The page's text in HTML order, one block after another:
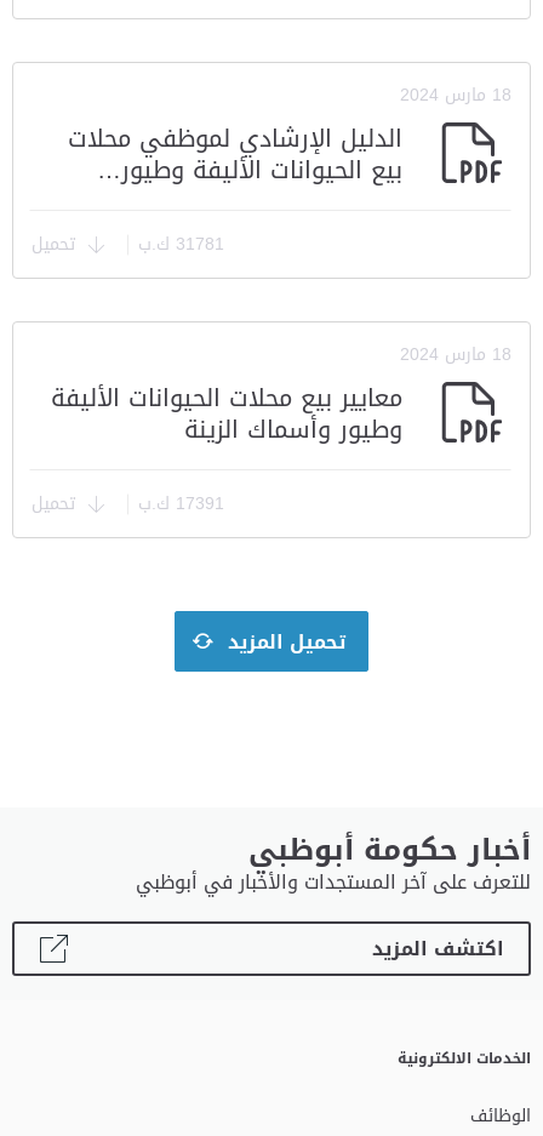
18 مارس 2024
الدليل الإرشادي لموظفي محلات
بيع الحيوانات الأليفة وطيور…
31781 ك.ب تحميل
18 مارس 2024
معايير بيع محلات الحيوانات الأليفة
وطيور وأسماك الزينة
17391 ك.ب تحميل
أخبار حكومة أبوظبي
للتعرف على آخر المستجدات والأخبار في أبوظبي
اكتشف المزيد
الخدمات الالكترونية
الوظائف